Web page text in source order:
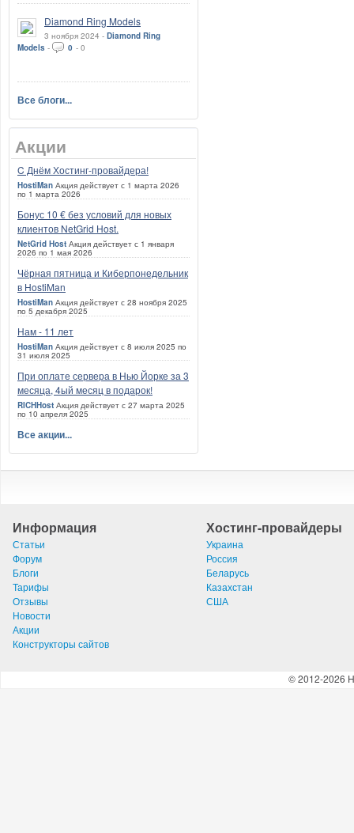
Diamond Ring Models
3 ноября 2024 - Diamond Ring
Models - 0 - 0
Все блоги...
Акции
C Днём Хостинг-провайдера!
HostiMan Акция действует с 1 марта 2026
по 1 марта 2026
Бонус 10 € без условий для новых
клиентов NetGrid Host.
NetGrid Host Акция действует с 1 января
2026 по 1 мая 2026
Чёрная пятница и Киберпонедельник
в HostiMan
HostiMan Акция действует с 28 ноября 2025
по 5 декабря 2025
Нам - 11 лет
HostiMan Акция действует с 8 июля 2025 по
31 июля 2025
При оплате сервера в Нью Йорке за 3
месяца, 4ый месяц в подарок!
RICHHost Акция действует с 27 марта 2025
по 10 апреля 2025
Все акции...
Информация
Статьи
Форум
Блоги
Тарифы
Отзывы
Новости
Акции
Конструкторы сайтов
Хостинг-провайдеры
Украина
Россия
Беларусь
Казахстан
США
© 2012-2026